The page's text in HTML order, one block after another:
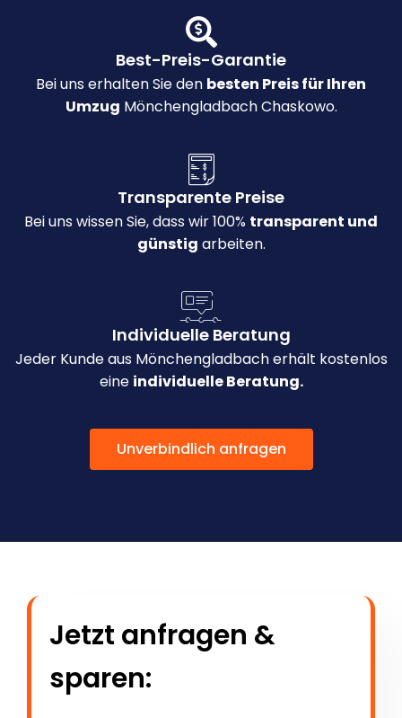
Best-Preis-Garantie
Bei uns erhalten Sie den besten Preis für Ihren
Umzug Mönchengladbach Chaskowo.
Transparente Preise
Bei uns wissen Sie, dass wir 100% transparent und
günstig arbeiten.
Individuelle Beratung
Jeder Kunde aus Mönchengladbach erhält kostenlos
eine individuelle Beratung.
Unverbindlich anfragen
Jetzt anfragen &
sparen: